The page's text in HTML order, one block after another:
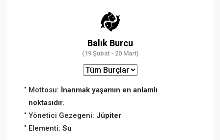
Balık Burcu
(19 Şubat - 20 Mart)
Mottosu: İnanmak yaşamın en anlamlı
noktasıdır.
Yönetici Gezegeni: Jüpiter
Elementi: Su